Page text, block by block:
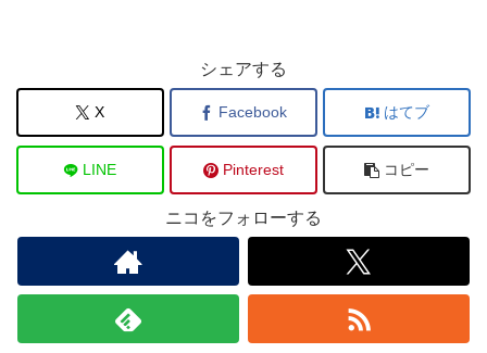
シェアする
X Facebook はてブ
LINE Pinterest コピー
ニコをフォローする